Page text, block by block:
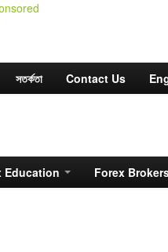
সতর্কতা Contact Us
Education Forex